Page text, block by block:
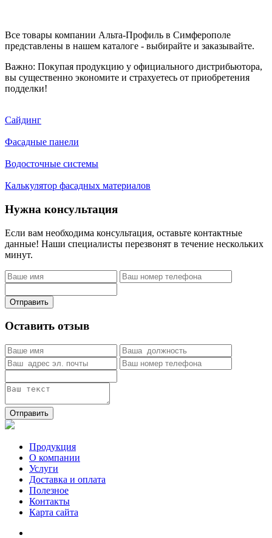
Все товары компании Альта-Профиль в Симферополе
представлены в нашем каталоге - выбирайте и заказывайте.
Важно: Покупая продукцию у официального дистрибьютора,
вы существенно экономите и страхуетесь от приобретения
подделки!
Сайдинг
Фасадные панели
Водосточные системы
Калькулятор фасадных материалов
Нужна консультация
Если вам необходима консультация, оставьте контактные
данные! Наши специалисты перезвонят в течение нескольких
минут.
Отправить
Оставить отзыв
Отправить
Продукция
О компании
Услуги
Доставка и оплата
Полезное
Контакты
Карта сайта